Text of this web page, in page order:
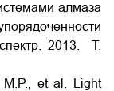
алмаза
2013. Т.
M.P., et al. Light